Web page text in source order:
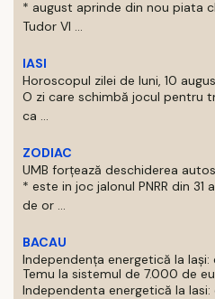
* august aprinde din nou piata
Tudor Vl ...
IASI
Horoscopul zilei de luni, 10
O zi care schimbă jocul pentru
ca ...
ZODIAC
UMB forțează deschiderea
* este in joc jalonul PNRR din
de or ...
BACAU
Independența energetică la Iași:
Temu la sistemul de 7.000 de
Independenta energetică la Iasi: